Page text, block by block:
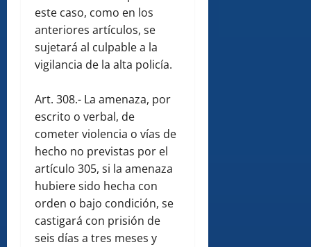
este caso, como en los
anteriores artículos, se
sujetará al culpable a la
vigilancia de la alta policía.
Art. 308.- La amenaza, por
escrito o verbal, de
cometer violencia o vías de
hecho no previstas por el
artículo 305, si la amenaza
hubiere sido hecha con
orden o bajo condición, se
castigará con prisión de
seis días a tres meses y